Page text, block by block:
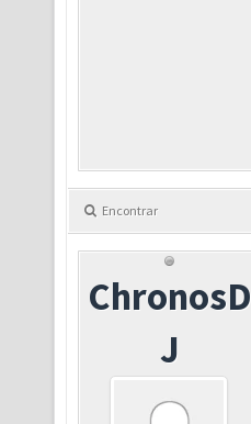
Encontrar
ChronosD
J